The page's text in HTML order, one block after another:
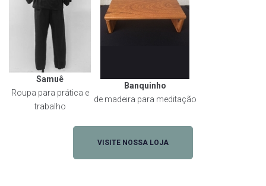
Samuê
Roupa para prática e
trabalho
Banquinho
de madeira para meditação
VISITE NOSSA LOJA